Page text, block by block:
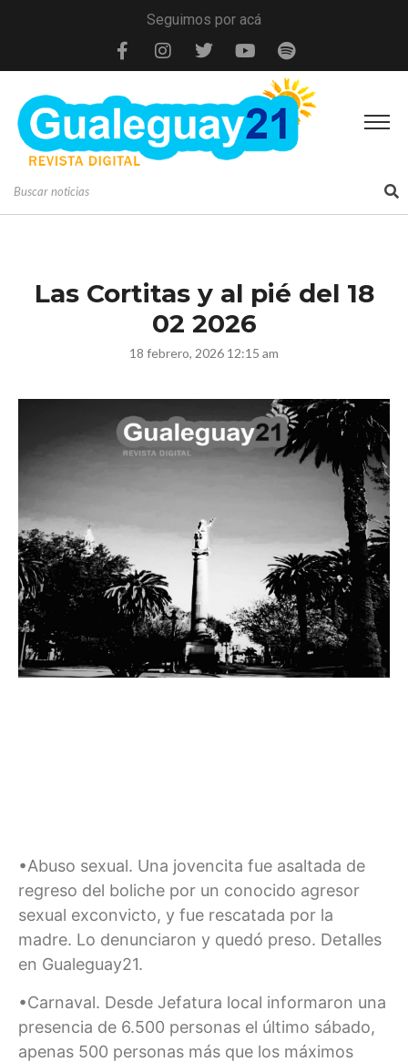
Seguimos por acá
Las Cortitas y al pié del 18
02 2026
18 febrero, 2026 12:15 am
•Abuso sexual. Una jovencita fue asaltada de
regreso del boliche por un conocido agresor
sexual exconvicto, y fue rescatada por la
madre. Lo denunciaron y quedó preso. Detalles
en Gualeguay21.
•Carnaval. Desde Jefatura local informaron una
presencia de 6.500 personas el último sábado,
apenas 500 personas más que los máximos